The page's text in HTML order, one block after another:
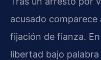
acusado
fijación de fianza.
libertad bajo